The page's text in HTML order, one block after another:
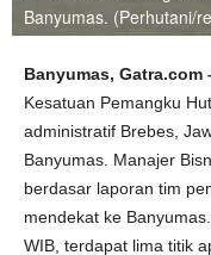
Banyumas. (Perhutani/
Banyumas, Gatra.com
Kesatuan Pemangku
administratif Brebes,
Banyumas. Manajer
berdasar laporan tim
mendekat ke
WIB, terdapat lima titik